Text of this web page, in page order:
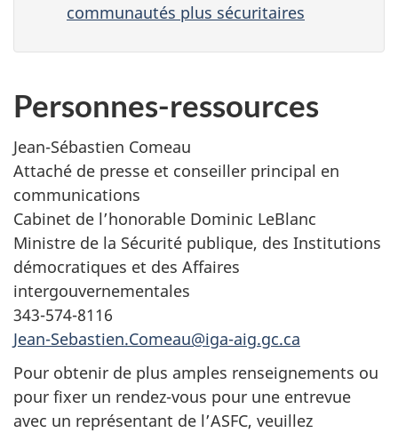
communautés plus sécuritaires
Personnes-ressources
Jean-Sébastien Comeau
Attaché de presse et conseiller principal en
communications
Cabinet de l’honorable Dominic LeBlanc
Ministre de la Sécurité publique, des Institutions
démocratiques et des Affaires
intergouvernementales
343-574-8116
Jean-Sebastien.Comeau@iga-aig.gc.ca
Pour obtenir de plus amples renseignements ou
pour fixer un rendez-vous pour une entrevue
avec un représentant de l’ASFC, veuillez